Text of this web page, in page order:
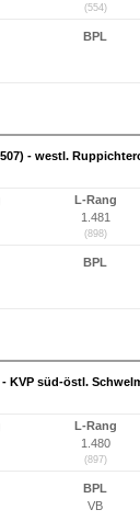
(554)
BPL
- westl.
L-Rang
1.481
(898)
BPL
KVP süd-östl.
L-Rang
1.480
(897)
BPL
VB